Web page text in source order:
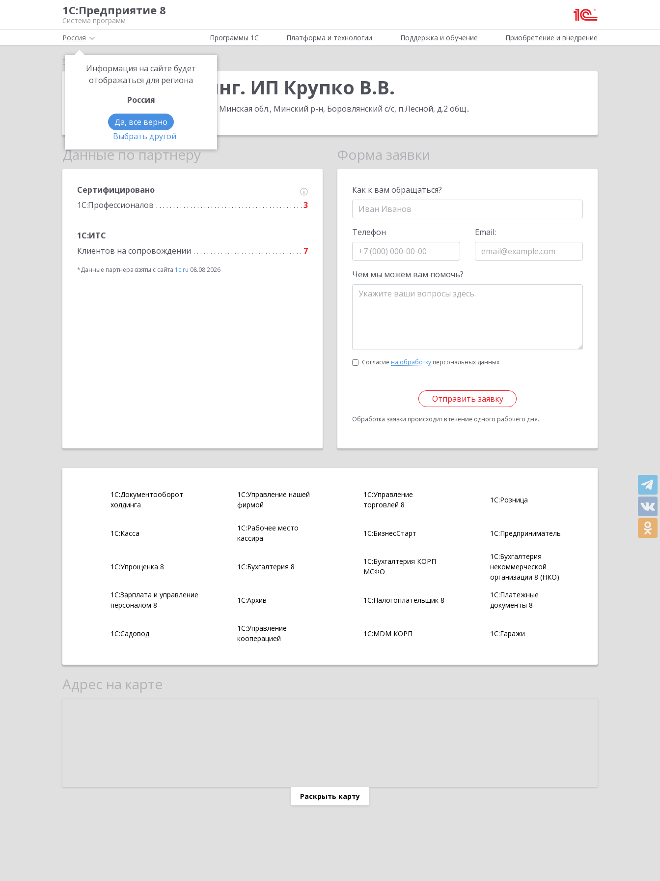
1С:Предприятие 8
Система программ
Россия
Информация на сайте будет
отображаться для региона
Россия
Да, все верно
Выбрать другой
Программы 1С Платформа и технологии Поддержка и обучение Приобретение и внедрение
Главная
1С:Франчайзинг. ИП Крупко В.В.
Республика Беларусь, 223040, Минская обл., Минский р-н, Боровлянский с/с, п.Лесной, д.2 общ..
Телефон: +375 (29) 625-3518
Данные по партнеру
Сертифицировано
1С:Профессионалов
3
1С:ИТС
Клиентов на сопровождении
7
*Данные партнера взяты с сайта 1c.ru 08.08.2026
Форма заявки
Как к вам обращаться?
Телефон Email:
Чем мы можем вам помочь?
Согласие на обработку персональных данных
Отправить заявку
Обработка заявки происходит в течение одного рабочего дня.
1С:Документооборот
холдинга
1С:Управление нашей
фирмой
1С:Управление
торговлей 8
1С:Розница
1С:Касса
1С:Рабочее место
кассира
1С:БизнесСтарт 1С:Предприниматель
1С:Упрощенка 8 1С:Бухгалтерия 8
1С:Бухгалтерия КОРП
МСФО
1С:Бухгалтерия
некоммерческой
организации 8 (НКО)
1С:Зарплата и управление
персоналом 8
1С:Архив 1С:Налогоплательщик 8
1С:Платежные
документы 8
1С:Садовод
1С:Управление
кооперацией
1С:MDM КОРП 1С:Гаражи
Адрес на карте
Раскрыть карту